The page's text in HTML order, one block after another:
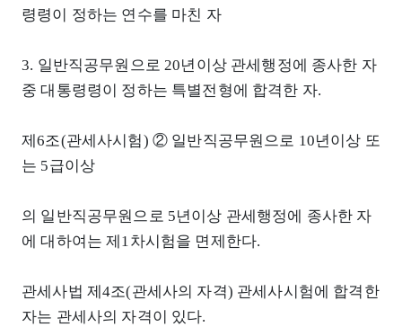
령령이 정하는 연수를 마친 자
3. 일반직공무원으로 20년이상 관세행정에 종사한 자
중 대통령령이 정하는 특별전형에 합격한 자.
제6조(관세사시험) ② 일반직공무원으로 10년이상 또
는 5급이상
의 일반직공무원으로 5년이상 관세행정에 종사한 자
에 대하여는 제1차시험을 면제한다.
관세사법 제4조(관세사의 자격) 관세사시험에 합격한
자는 관세사의 자격이 있다.